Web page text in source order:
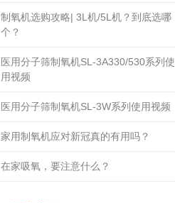
制氧机选购攻略| 3L机/5L机？到底选哪
个？
医用分子筛制氧机SL-3A330/530系列使
用视频
医用分子筛制氧机SL-3W系列使用视频
家用制氧机应对新冠真的有用吗？
在家吸氧，要注意什么？